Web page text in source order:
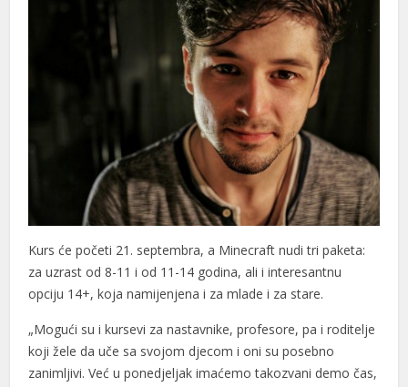
Kurs će početi 21. septembra, a Minecraft nudi tri paketa:
za uzrast od 8-11 i od 11-14 godina, ali i interesantnu
opciju 14+, koja namijenjena i za mlade i za stare.
„Mogući su i kursevi za nastavnike, profesore, pa i roditelje
koji žele da uče sa svojom djecom i oni su posebno
zanimljivi. Već u ponedjeljak imaćemo takozvani demo čas,